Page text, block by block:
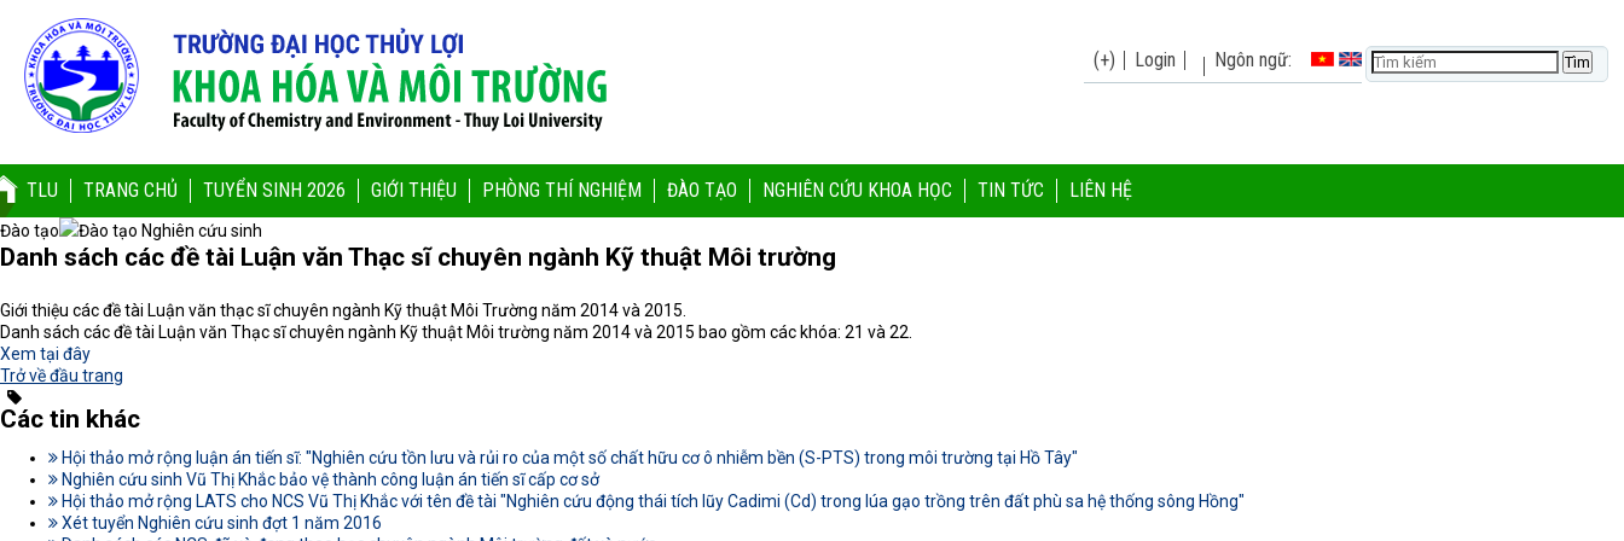
(+) Login Ngôn ngữ:
TLU TRANG CHỦ TUYỂN SINH 2026 GIỚI THIỆU PHÒNG THÍ NGHIỆM ĐÀO TẠO NGHIÊN CỨU KHOA HỌC TIN TỨC LIÊN HỆ
Đào tạo Đào tạo Nghiên cứu sinh
Danh sách các đề tài Luận văn Thạc sĩ chuyên ngành Kỹ thuật Môi trường
Giới thiệu các đề tài Luận văn thạc sĩ chuyên ngành Kỹ thuật Môi Trường năm 2014 và 2015.
Danh sách các đề tài Luận văn Thạc sĩ chuyên ngành Kỹ thuật Môi trường năm 2014 và 2015 bao gồm các khóa: 21 và 22.
Xem tại đây
Trở về đầu trang
Các tin khác
Hội thảo mở rộng luận án tiến sĩ: "Nghiên cứu tồn lưu và rủi ro của một số chất hữu cơ ô nhiễm bền (S-PTS) trong môi trường tại Hồ Tây"
Nghiên cứu sinh Vũ Thị Khắc bảo vệ thành công luận án tiến sĩ cấp cơ sở
Hội thảo mở rộng LATS cho NCS Vũ Thị Khắc với tên đề tài "Nghiên cứu động thái tích lũy Cadimi (Cd) trong lúa gạo trồng trên đất phù sa hệ thống sông Hồng"
Xét tuyển Nghiên cứu sinh đợt 1 năm 2016